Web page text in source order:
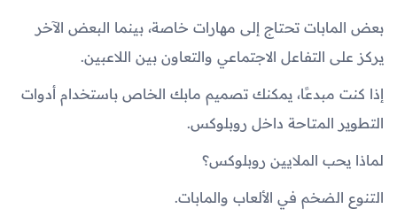
بعض المابات تحتاج إلى مهارات خاصة، بينما البعض الآخر
يركز على التفاعل الاجتماعي والتعاون بين اللاعبين.
إذا كنت مبدعًا، يمكنك تصميم مابك الخاص باستخدام أدوات
التطوير المتاحة داخل روبلوكس.
لماذا يحب الملايين روبلوكس؟
التنوع الضخم في الألعاب والمابات.